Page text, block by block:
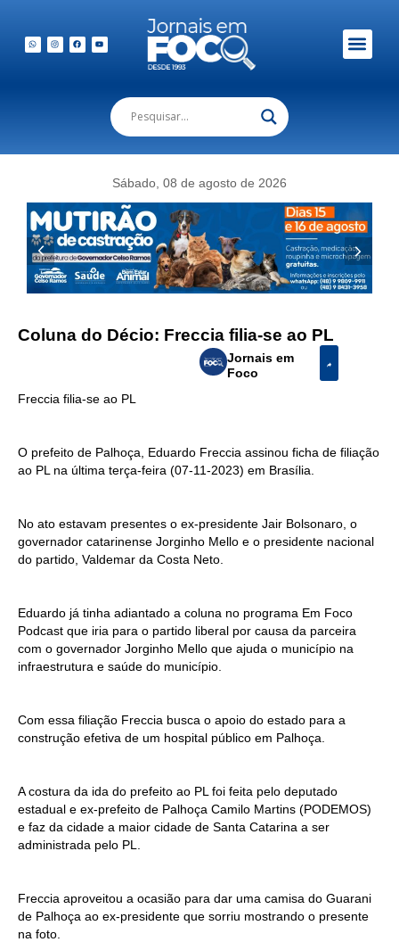
Sábado, 08 de agosto de 2026
Coluna do Décio: Freccia filia-se ao PL
Jornais em
Foco
Freccia filia-se ao PL
O prefeito de Palhoça, Eduardo Freccia assinou ficha de filiação
ao PL na última terça-feira (07-11-2023) em Brasília.
No ato estavam presentes o ex-presidente Jair Bolsonaro, o
governador catarinense Jorginho Mello e o presidente nacional
do partido, Valdemar da Costa Neto.
Eduardo já tinha adiantado a coluna no programa Em Foco
Podcast que iria para o partido liberal por causa da parceira
com o governador Jorginho Mello que ajuda o município na
infraestrutura e saúde do município.
Com essa filiação Freccia busca o apoio do estado para a
construção efetiva de um hospital público em Palhoça.
A costura da ida do prefeito ao PL foi feita pelo deputado
estadual e ex-prefeito de Palhoça Camilo Martins (PODEMOS)
e faz da cidade a maior cidade de Santa Catarina a ser
administrada pelo PL.
Freccia aproveitou a ocasião para dar uma camisa do Guarani
de Palhoça ao ex-presidente que sorriu mostrando o presente
na foto.